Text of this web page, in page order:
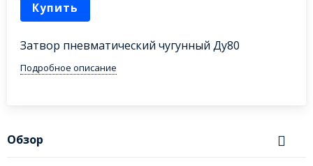
Купить
Затвор пневматический чугунный Ду80
Подробное описание
Обзор